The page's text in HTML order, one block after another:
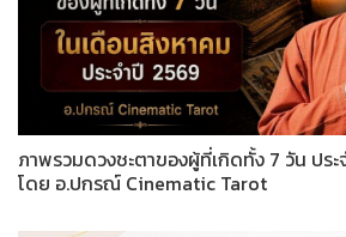
ภาพรวมดวงชะตาของผู้ที่เกิดทั้ง 7 วัน ปร
โดย อ.ปกรณ์ Cinematic Tarot